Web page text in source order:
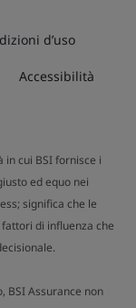
d’uso
Accessibilità
in cui BSI fornisce i
ed equo nei
significa che le
di influenza che
BSI Assurance non